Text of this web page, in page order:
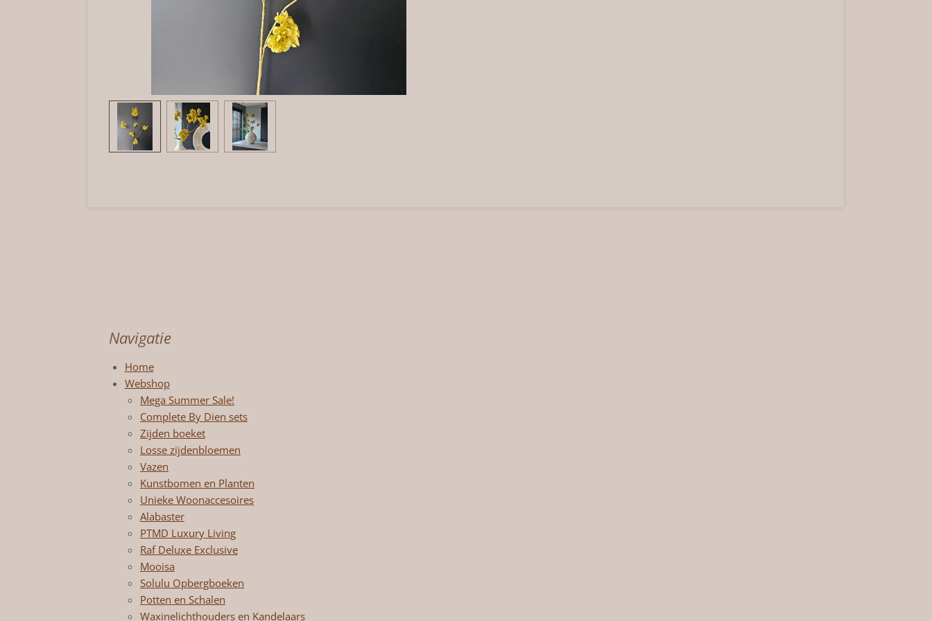
Navigatie
Home
Webshop
Mega Summer Sale!
Complete By Dien sets
Zijden boeket
Losse zijdenbloemen
Vazen
Kunstbomen en Planten
Unieke Woonaccesoires
Alabaster
PTMD Luxury Living
Raf Deluxe Exclusive
Mooisa
Solulu Opbergboeken
Potten en Schalen
Waxinelichthouders en Kandelaars